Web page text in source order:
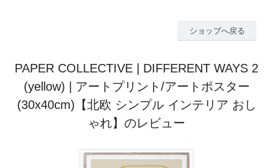
ショップへ戻る
PAPER COLLECTIVE | DIFFERENT WAYS 2
(yellow) | アートプリント/アートポスター
(30x40cm)【北欧 シンプル インテリア おし
ゃれ】のレビュー